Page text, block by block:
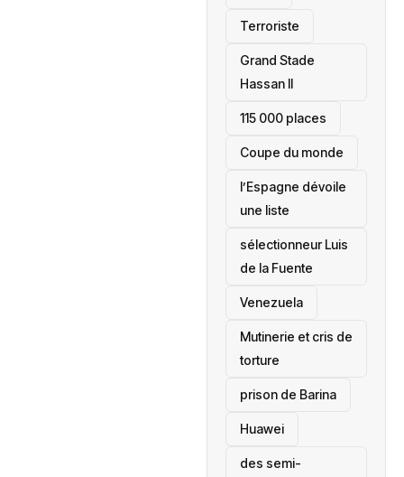
Terroriste
Grand Stade
Hassan II
115 000 places
‎Coupe du monde
l’Espagne dévoile
une liste
sélectionneur Luis
de la Fuente
‎Venezuela
Mutinerie et cris de
torture
prison de Barina
Huawei
des semi-